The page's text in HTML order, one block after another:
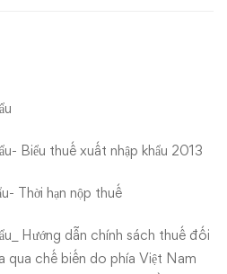
Biểu thuế xuất nhập khẩu 2013
Thời hạn nộp thuế
Hướng dẫn chính sách thuế đối
qua chế biến do phía Việt Nam